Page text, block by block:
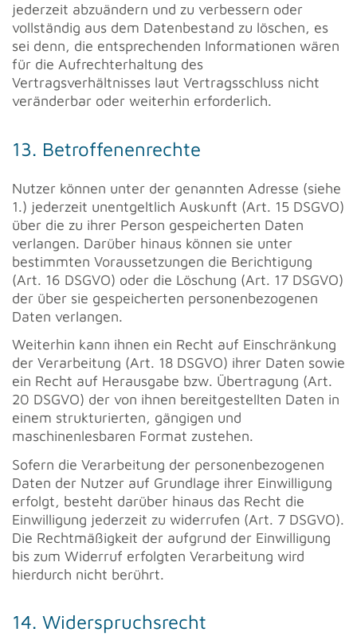
jederzeit abzuändern und zu verbessern oder
vollständig aus dem Datenbestand zu löschen, es
sei denn, die entsprechenden Informationen wären
für die Aufrechterhaltung des
Vertragsverhältnisses laut Vertragsschluss nicht
veränderbar oder weiterhin erforderlich.
13. Betroffenenrechte
Nutzer können unter der genannten Adresse (siehe
1.) jederzeit unentgeltlich Auskunft (Art. 15 DSGVO)
über die zu ihrer Person gespeicherten Daten
verlangen. Darüber hinaus können sie unter
bestimmten Voraussetzungen die Berichtigung
(Art. 16 DSGVO) oder die Löschung (Art. 17 DSGVO)
der über sie gespeicherten personenbezogenen
Daten verlangen.
Weiterhin kann ihnen ein Recht auf Einschränkung
der Verarbeitung (Art. 18 DSGVO) ihrer Daten sowie
ein Recht auf Herausgabe bzw. Übertragung (Art.
20 DSGVO) der von ihnen bereitgestellten Daten in
einem strukturierten, gängigen und
maschinenlesbaren Format zustehen.
Sofern die Verarbeitung der personenbezogenen
Daten der Nutzer auf Grundlage ihrer Einwilligung
erfolgt, besteht darüber hinaus das Recht die
Einwilligung jederzeit zu widerrufen (Art. 7 DSGVO).
Die Rechtmäßigkeit der aufgrund der Einwilligung
bis zum Widerruf erfolgten Verarbeitung wird
hierdurch nicht berührt.
14. Widerspruchsrecht